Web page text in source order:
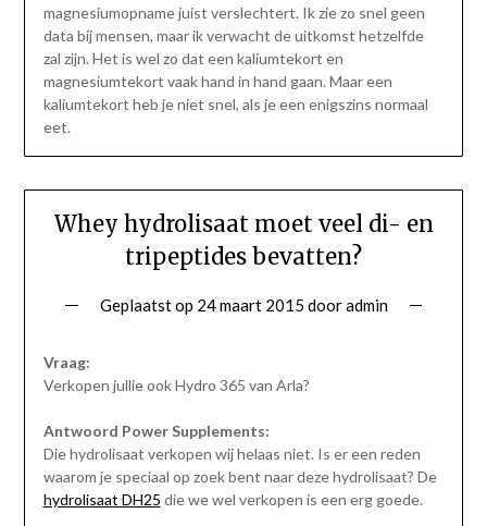
magnesiumopname juist verslechtert. Ik zie zo snel geen
data bij mensen, maar ik verwacht de uitkomst hetzelfde
zal zijn. Het is wel zo dat een kaliumtekort en
magnesiumtekort vaak hand in hand gaan. Maar een
kaliumtekort heb je niet snel, als je een enigszins normaal
eet.
Whey hydrolisaat moet veel di- en
tripeptides bevatten?
Geplaatst op 24 maart 2015 dooradmin
Vraag:
Verkopen jullie ook Hydro 365 van Arla?
Antwoord Power Supplements:
Die hydrolisaat verkopen wij helaas niet. Is er een reden
waarom je speciaal op zoek bent naar deze hydrolisaat? De
hydrolisaat DH25 die we wel verkopen is een erg goede.